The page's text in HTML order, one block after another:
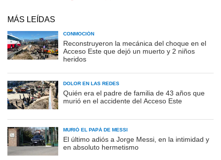
MÁS LEÍDAS
CONMOCIÓN
Reconstruyeron la mecánica del choque en el
Acceso Este que dejó un muerto y 2 niños
heridos
DOLOR EN LAS REDES
Quién era el padre de familia de 43 años que
murió en el accidente del Acceso Este
MURIÓ EL PAPÁ DE MESSI
El último adiós a Jorge Messi, en la intimidad y
en absoluto hermetismo